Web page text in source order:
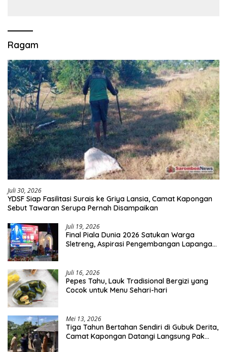
Ragam
Juli 30, 2026
YDSF Siap Fasilitasi Surais ke Griya Lansia, Camat Kapongan
Sebut Tawaran Serupa Pernah Disampaikan
Juli 19, 2026
Final Piala Dunia 2026 Satukan Warga
Sletreng, Aspirasi Pengembangan Lapangan
Juli 16, 2026
Pepes Tahu, Lauk Tradisional Bergizi yang
Cocok untuk Menu Sehari-hari
Mei 13, 2026
Tiga Tahun Bertahan Sendiri di Gubuk Derita,
Camat Kapongan Datangi Langsung Pak